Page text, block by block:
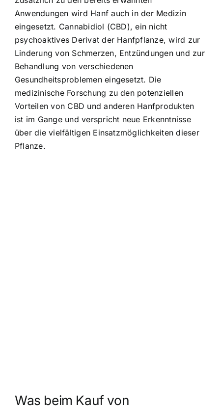
Anwendungen wird Hanf auch in der Medizin
eingesetzt. Cannabidiol (CBD), ein nicht
psychoaktives Derivat der Hanfpflanze, wird zur
Linderung von Schmerzen, Entzündungen und zur
Behandlung von verschiedenen
Gesundheitsproblemen eingesetzt. Die
medizinische Forschung zu den potenziellen
Vorteilen von CBD und anderen Hanfprodukten
ist im Gange und verspricht neue Erkenntnisse
über die vielfältigen Einsatzmöglichkeiten dieser
Pflanze.
Was beim Kauf von